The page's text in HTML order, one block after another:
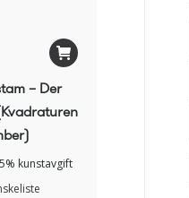
– Der
kunstavgift